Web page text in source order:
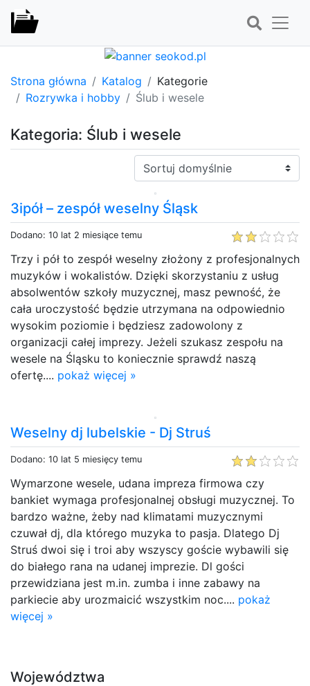
Strona główna Katalog
Kategorie
Rozrywka i hobby
Ślub i wesele
Kategoria: Ślub i wesele
Sortuj:
3ipół – zespół weselny Śląsk
Dodano: 10 lat 2 miesiące temu
Trzy i pół to zespół weselny złożony z profesjonalnych
muzyków i wokalistów. Dzięki skorzystaniu z usług
absolwentów szkoły muzycznej, masz pewność, że
cała uroczystość będzie utrzymana na odpowiednio
wysokim poziomie i będziesz zadowolony z
organizacji całej imprezy. Jeżeli szukasz zespołu na
wesele na Śląsku to koniecznie sprawdź naszą
ofertę.... pokaż więcej »
Weselny dj lubelskie - Dj Struś
Dodano: 10 lat 5 miesięcy temu
Wymarzone wesele, udana impreza firmowa czy
bankiet wymaga profesjonalnej obsługi muzycznej. To
bardzo ważne, żeby nad klimatami muzycznymi
czuwał dj, dla którego muzyka to pasja. Dlatego Dj
Struś dwoi się i troi aby wszyscy goście wybawili się
do białego rana na udanej imprezie. Dl gości
przewidziana jest m.in. zumba i inne zabawy na
parkiecie aby urozmaicić wszystkim noc.... pokaż
więcej »
Województwa